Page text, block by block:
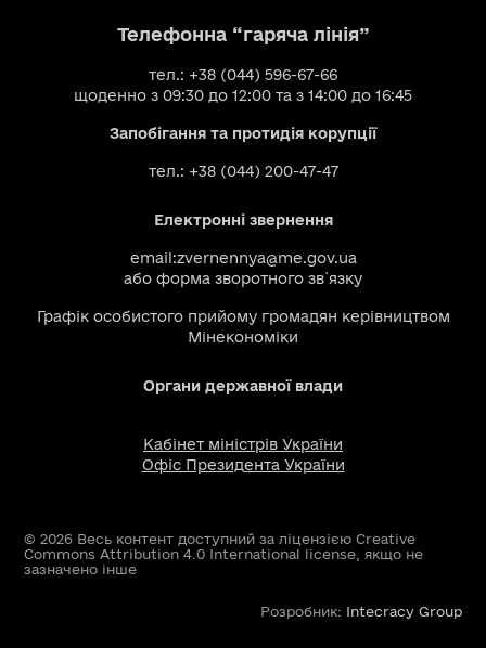
Телефонна “гаряча лінія”
тел.: +38 (044) 596-67-66
щоденно з 09:30 до 12:00 та з 14:00 до 16:45
Запобігання та протидія корупції
тел.: +38 (044) 200-47-47
Електронні звернення
email:zvernennya@me.gov.ua
або форма зворотного зв`язку
Графік особистого прийому громадян керівництвом
Мінекономіки
Органи державної влади
Кабінет міністрів України
Офіс Президента України
© 2026 Весь контент доступний за ліцензією Creative
Commons Attribution 4.0 International license, якщо не
зазначено інше
Розробник: Intecracy Group